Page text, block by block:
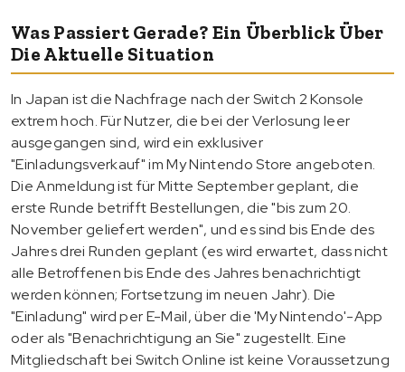
Was Passiert Gerade? Ein Überblick Über
Die Aktuelle Situation
In Japan ist die Nachfrage nach der Switch 2 Konsole
extrem hoch. Für Nutzer, die bei der Verlosung leer
ausgegangen sind, wird ein exklusiver
"Einladungsverkauf" im My Nintendo Store angeboten.
Die Anmeldung ist für Mitte September geplant, die
erste Runde betrifft Bestellungen, die "bis zum 20.
November geliefert werden", und es sind bis Ende des
Jahres drei Runden geplant (es wird erwartet, dass nicht
alle Betroffenen bis Ende des Jahres benachrichtigt
werden können; Fortsetzung im neuen Jahr). Die
"Einladung" wird per E-Mail, über die 'My Nintendo'-App
oder als "Benachrichtigung an Sie" zugestellt. Eine
Mitgliedschaft bei Switch Online ist keine Voraussetzung